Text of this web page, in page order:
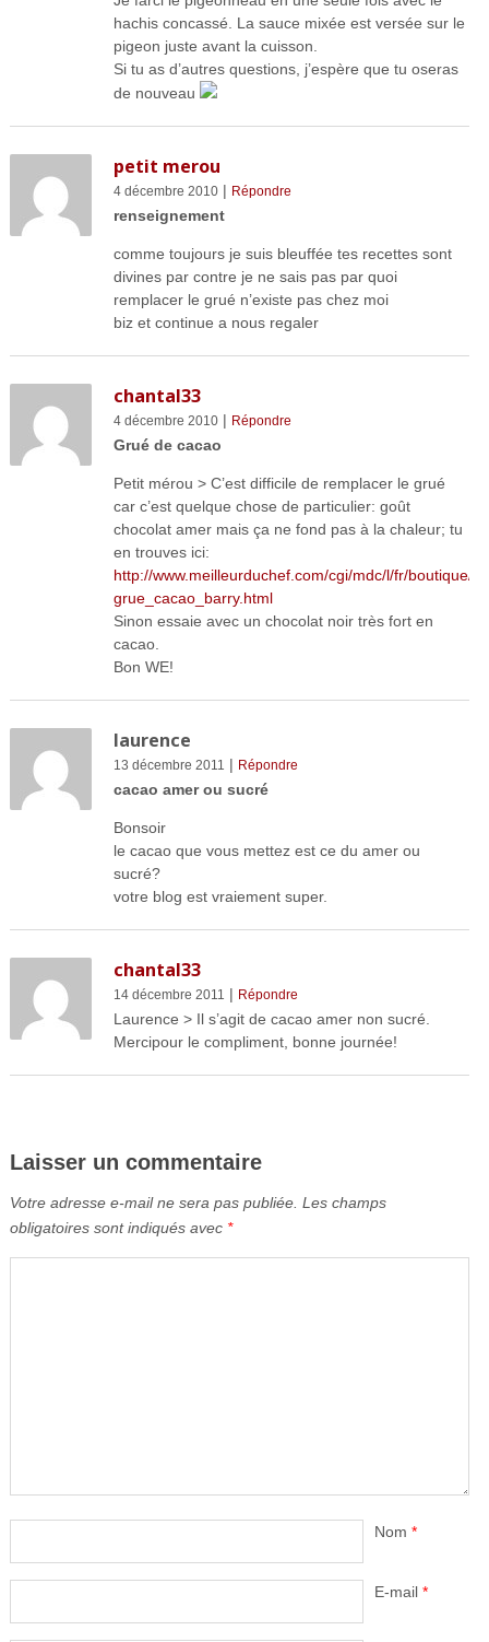
hachis concassé. La sauce mixée est versée sur le
pigeon juste avant la cuisson.
Si tu as d’autres questions, j’espère que tu oseras
de nouveau
petit merou
4 décembre 2010| Répondre
renseignement
comme toujours je suis bleuffée tes recettes sont
divines par contre je ne sais pas par quoi
remplacer le grué n’existe pas chez moi
biz et continue a nous regaler
chantal33
4 décembre 2010| Répondre
Grué de cacao
Petit mérou > C’est difficile de remplacer le grué
car c’est quelque chose de particulier: goût
chocolat amer mais ça ne fond pas à la chaleur; tu
en trouves ici:
http://www.meilleurduchef.com/cgi/mdc/l/fr/boutique/
grue_cacao_barry.html
Sinon essaie avec un chocolat noir très fort en
cacao.
Bon WE!
laurence
13 décembre 2011 | Répondre
cacao amer ou sucré
Bonsoir
le cacao que vous mettez est ce du amer ou
sucré?
votre blog est vraiement super.
chantal33
14 décembre 2011 | Répondre
Laurence > Il s’agit de cacao amer non sucré.
Mercipour le compliment, bonne journée!
Laisser un commentaire
Votre adresse e-mail ne sera pas publiée. Les champs
obligatoires sont indiqués avec *
Nom *
E-mail *